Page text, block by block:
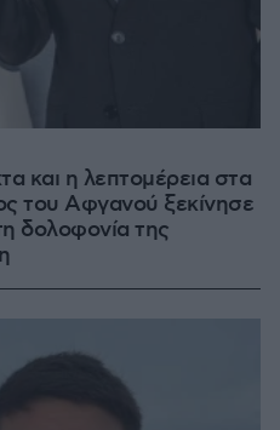
και η λεπτομέρεια στα
του Αφγανού ξεκίνησε
δολοφονία της